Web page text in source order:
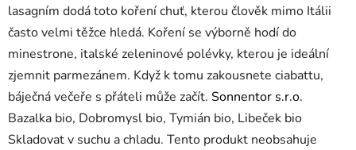
lasagním dodá toto koření chuť, kterou člověk mimo Itálii
často velmi těžce hledá. Koření se výborně hodí do
minestrone, italské zeleninové polévky, kterou je ideální
zjemnit parmezánem. Když k tomu zakousnete ciabattu,
báječná večeře s přáteli může začít. Sonnentor s.r.o.
Bazalka bio, Dobromysl bio, Tymián bio, Libeček bio
Skladovat v suchu a chladu. Tento produkt neobsahuje